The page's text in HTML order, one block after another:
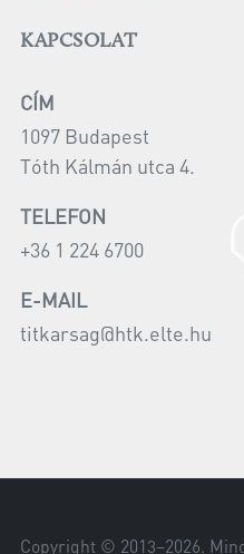
KAPCSOLAT
CÍM
1097 Budapest
Tóth Kálmán utca 4.
TELEFON
+36 1 224 6700
E-MAIL
titkarsag@htk.elte.hu
Copyright © 2013–2026.